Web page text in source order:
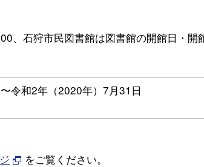
、石狩市民図書館は図書館の開館日・開
令和2年（2020年）7月31日
をご覧ください。